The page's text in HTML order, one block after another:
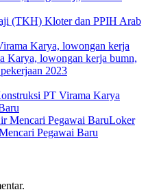
(TKH) Kloter dan PPIH Arab
PT Virama Karya
Loker
Pegawai Baru